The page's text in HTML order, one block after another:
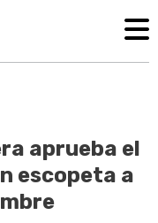
aprueba el
escopeta a